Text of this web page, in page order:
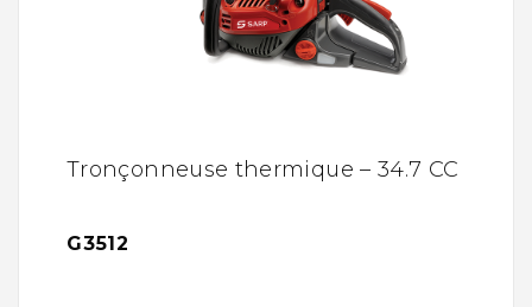
Tronçonneuse thermique – 34.7 CC
G3512